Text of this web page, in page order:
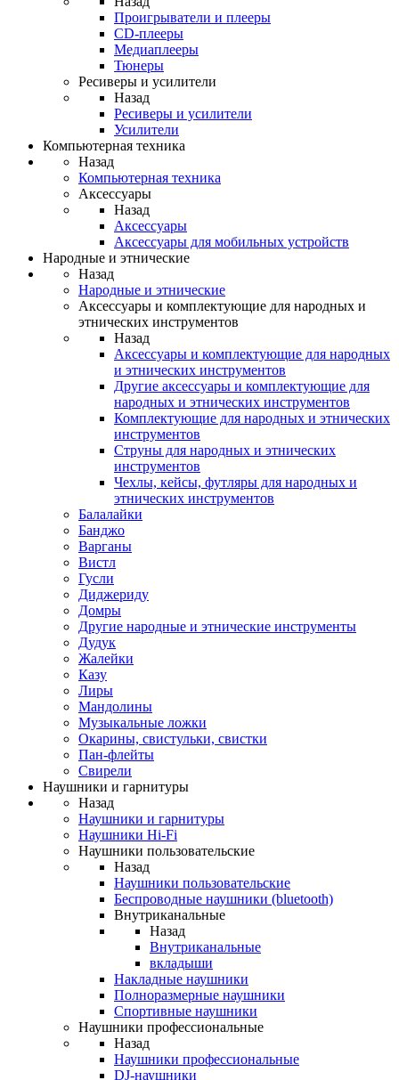
Проигрыватели и плееры
CD-плееры
Медиаплееры
Тюнеры
Ресиверы и усилители
Назад
Ресиверы и усилители
Усилители
Компьютерная техника
Назад
Компьютерная техника
Аксессуары
Назад
Аксессуары
Аксессуары для мобильных устройств
Народные и этнические
Назад
Народные и этнические
Аксессуары и комплектующие для народных и
этнических инструментов
Назад
Аксессуары и комплектующие для народных
и этнических инструментов
Другие аксессуары и комплектующие для
народных и этнических инструментов
Комплектующие для народных и этнических
инструментов
Струны для народных и этнических
инструментов
Чехлы, кейсы, футляры для народных и
этнических инструментов
Балалайки
Банджо
Варганы
Вистл
Гусли
Диджериду
Домры
Другие народные и этнические инструменты
Дудук
Жалейки
Казу
Лиры
Мандолины
Музыкальные ложки
Окарины, свистульки, свистки
Пан-флейты
Свирели
Наушники и гарнитуры
Назад
Наушники и гарнитуры
Наушники Hi-Fi
Наушники пользовательские
Назад
Наушники пользовательские
Беспроводные наушники (bluetooth)
Внутриканальные
Назад
Внутриканальные
вкладыши
Накладные наушники
Полноразмерные наушники
Спортивные наушники
Наушники профессиональные
Назад
Наушники профессиональные
DJ-наушники